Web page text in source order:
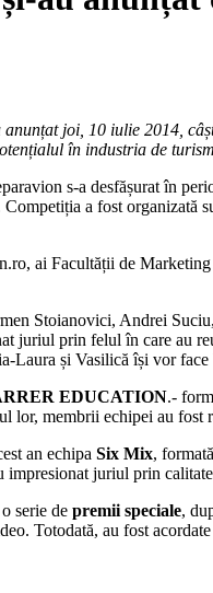
joi, 10 iulie 2014,
în industria de
s-a desfășurat în
a fost organizată
ai Facultății de
Stoianovici, Andrei
juriul prin felul în care au
Laura și Vasilică își vor
EDUCATION.-
lor, membrii echipei au
an echipa Six Mix,
juriul prin
serie de premii speciale,
Totodată, au fost